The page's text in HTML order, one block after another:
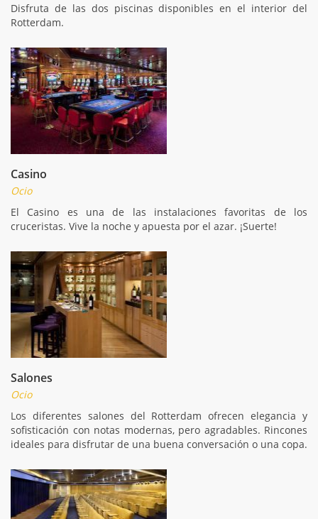
Disfruta de las dos piscinas disponibles en el interior del
Rotterdam.
Casino
Ocio
El Casino es una de las instalaciones favoritas de los
cruceristas. Vive la noche y apuesta por el azar. ¡Suerte!
Salones
Ocio
Los diferentes salones del Rotterdam ofrecen elegancia y
sofisticación con notas modernas, pero agradables. Rincones
ideales para disfrutar de una buena conversación o una copa.